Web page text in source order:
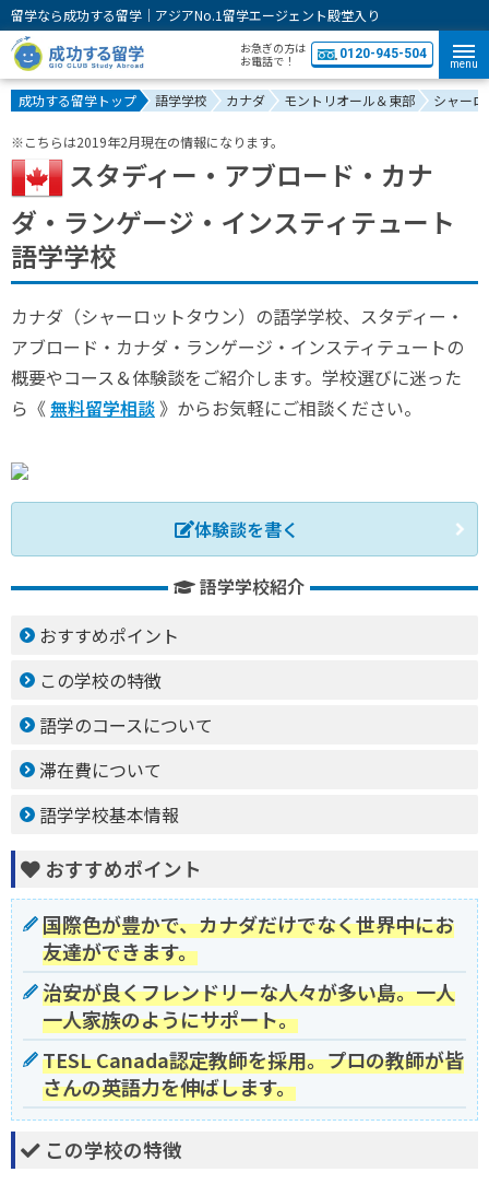
留学なら成功する留学｜アジアNo.1留学エージェント殿堂入り
お急ぎの方は
お電話で！
0120-945-504
menu
成功する留学トップ 語学学校 カナダ モントリオール＆東部 シャー
※こちらは2019年2月現在の情報になります。
スタディー・アブロード・カナ
ダ・ランゲージ・インスティテュート
語学学校
カナダ（シャーロットタウン）の語学学校、スタディー・
アブロード・カナダ・ランゲージ・インスティテュートの
概要やコース＆体験談をご紹介します。学校選びに迷った
ら《 無料留学相談 》からお気軽にご相談ください。
体験談を書く
語学学校紹介
おすすめポイント
この学校の特徴
語学のコースについて
滞在費について
語学学校基本情報
おすすめポイント
国際色が豊かで、カナダだけでなく世界中にお
友達ができます。
治安が良くフレンドリーな人々が多い島。一人
一人家族のようにサポート。
TESL Canada認定教師を採用。プロの教師が皆
さんの英語力を伸ばします。
この学校の特徴